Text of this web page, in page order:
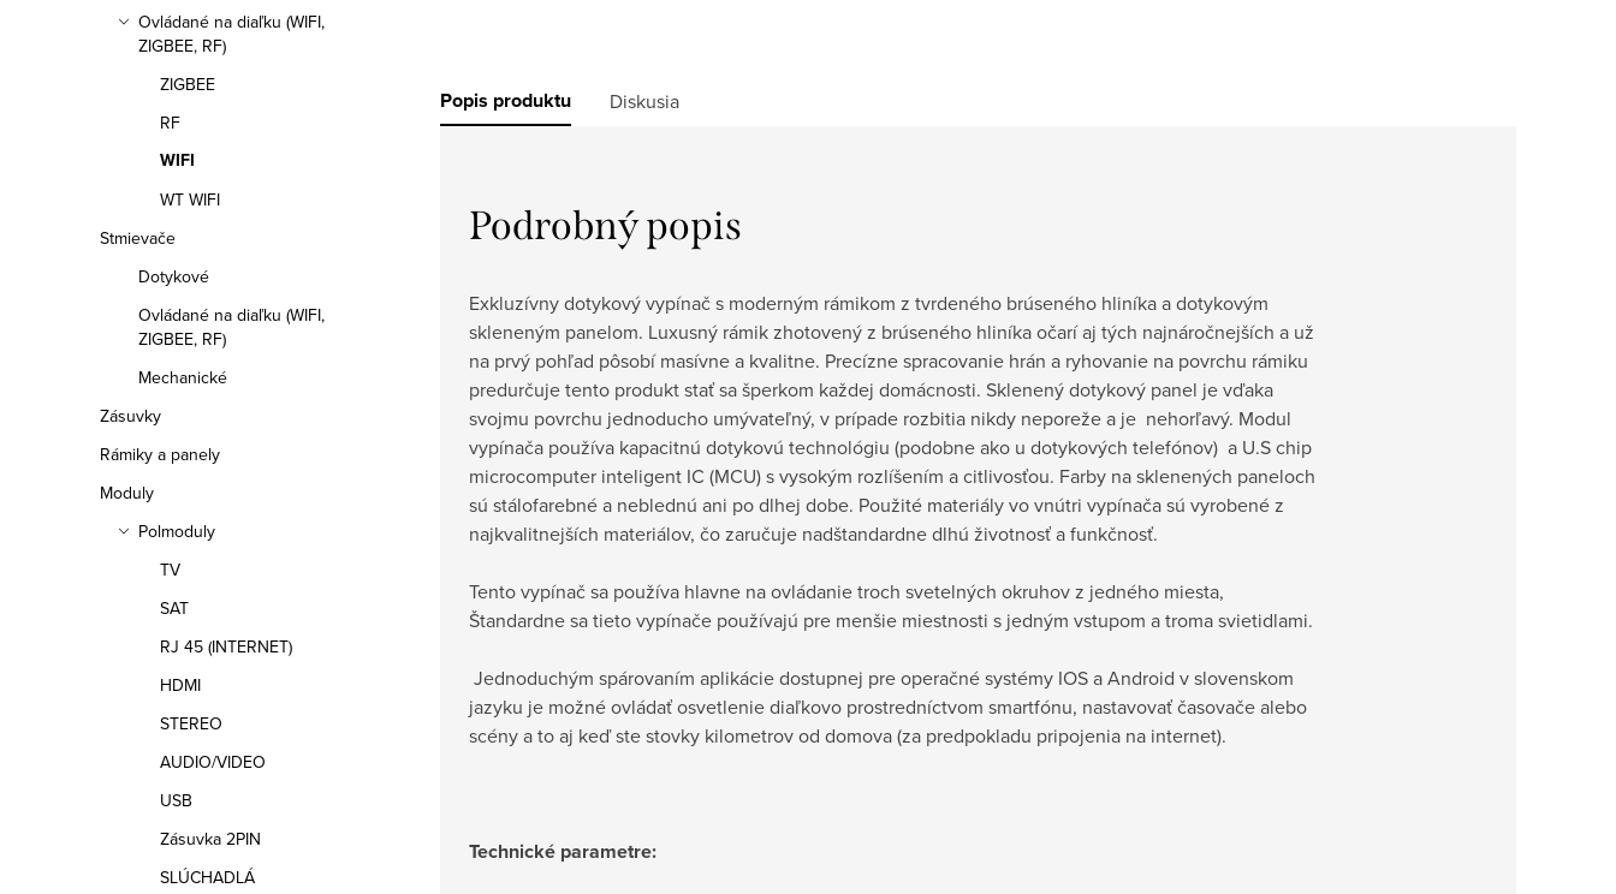
Ovládané na diaľku (WIFI,
ZIGBEE, RF)
ZIGBEE
RF
WIFI
WT WIFI
Stmievače
Dotykové
Ovládané na diaľku (WIFI,
ZIGBEE, RF)
Mechanické
Zásuvky
Rámiky a panely
Moduly
Polmoduly
TV
SAT
RJ 45 (INTERNET)
HDMI
STEREO
AUDIO/VIDEO
USB
Zásuvka 2PIN
SLÚCHADLÁ
Popis produktu Diskusia
Podrobný popis
Exkluzívny dotykový vypínač s moderným rámikom z tvrdeného brúseného hliníka a dotykovým
skleneným panelom. Luxusný rámik zhotovený z brúseného hliníka očarí aj tých najnáročnejších a už
na prvý pohľad pôsobí masívne a kvalitne. Precízne spracovanie hrán a ryhovanie na povrchu rámiku
predurčuje tento produkt stať sa šperkom každej domácnosti. Sklenený dotykový panel je vďaka
svojmu povrchu jednoducho umývateľný, v prípade rozbitia nikdy neporeže a je nehorľavý. Modul
vypínača používa kapacitnú dotykovú technológiu (podobne ako u dotykových telefónov) a U.S chip
microcomputer inteligent IC (MCU) s vysokým rozlíšením a citlivosťou. Farby na sklenených paneloch
sú stálofarebné a neblednú ani po dlhej dobe. Použité materiály vo vnútri vypínača sú vyrobené z
najkvalitnejších materiálov, čo zaručuje nadštandardne dlhú životnosť a funkčnosť.
Tento vypínač sa používa hlavne na ovládanie troch svetelných okruhov z jedného miesta,
Štandardne sa tieto vypínače používajú pre menšie miestnosti s jedným vstupom a troma svietidlami.
Jednoduchým spárovaním aplikácie dostupnej pre operačné systémy IOS a Android v slovenskom
jazyku je možné ovládať osvetlenie diaľkovo prostredníctvom smartfónu, nastavovať časovače alebo
scény a to aj keď ste stovky kilometrov od domova (za predpokladu pripojenia na internet).
Technické parametre: